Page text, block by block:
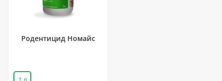
Родентицид Номайс